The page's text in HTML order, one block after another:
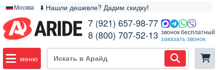
Москва ⬇️ Нашли дешевле? Дадим скидку!
7 (921) 657-98-77
8 (800) 707-52-13 звонок бесплатный
заказать звонок
меню